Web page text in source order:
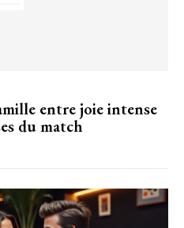
du match